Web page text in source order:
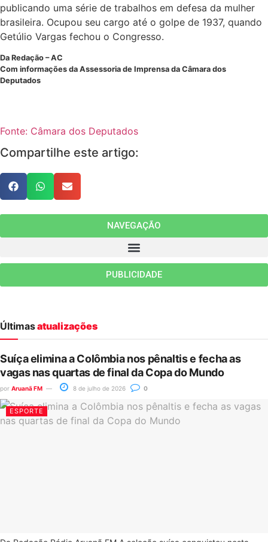
publicando uma série de trabalhos em defesa da mulher
brasileira. Ocupou seu cargo até o golpe de 1937, quando
Getúlio Vargas fechou o Congresso.
Da Redação – AC
Com informações da Assessoria de Imprensa da Câmara dos
Deputados
Fonte: Câmara dos Deputados
Compartilhe este artigo:
NAVEGAÇÃO
PUBLICIDADE
Últimasatualizações
Suíça elimina a Colômbia nos pênaltis e fecha as
vagas nas quartas de final da Copa do Mundo
por Aruanã FM 8 de julho de 2026 0
ESPORTE